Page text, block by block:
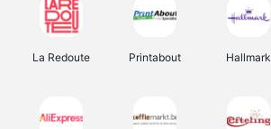
La Redoute Printabout Hallmark